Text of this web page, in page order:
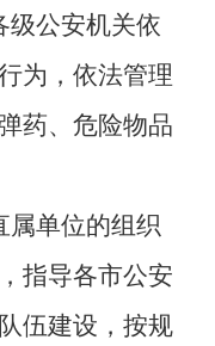
公安机关依
为，依法管理
药、危险物品
单位的组织
指导各市公安
伍建设，按规